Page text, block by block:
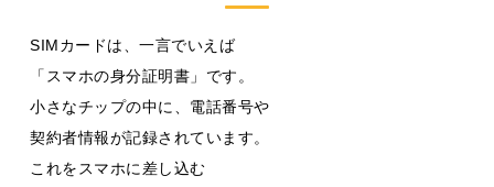
SIMカードは、一言でいえば
「スマホの身分証明書」です。
小さなチップの中に、電話番号や
契約者情報が記録されています。
これをスマホに差し込む